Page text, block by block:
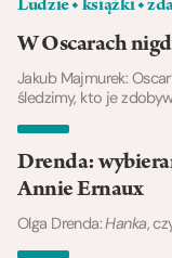
Ludzie ◆ książki ◆
W Oscarach
Jakub Majmurek:
śledzimy, kto je
Drenda:
Annie Ernaux
Olga Drenda:Hanka,